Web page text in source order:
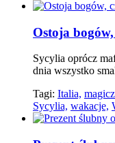
Ostoja
Sycylia oprócz
dnia wszystko
Tagi: Italia,
Sycylia, wakacje,